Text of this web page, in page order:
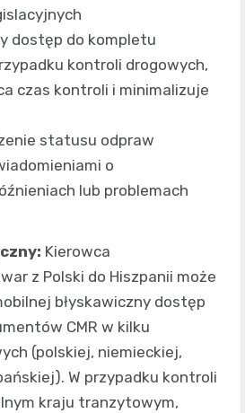
dostęp do kompletu
kontroli drogowych,
czas kontroli i minimalizuje
statusu odpraw
o
lub problemach
Kierowca
z Polski do Hiszpanii może
błyskawiczny dostęp
CMR w kilku
(polskiej, niemieckiej,
W przypadku kontroli
kraju tranzytowym,